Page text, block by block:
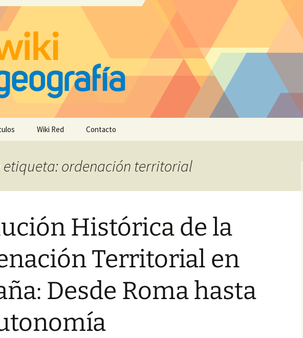
Wiki Red Contacto
etiqueta: ordenación territorial
Histórica de la
Territorial en
Desde Roma hasta